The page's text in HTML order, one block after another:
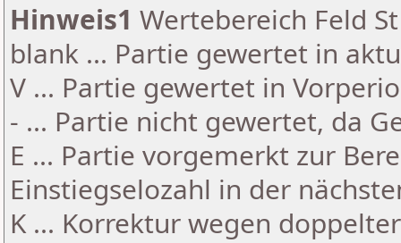
Hinweis1 Wertebereich Feld
blank ... Partie gewertet in
V ... Partie gewertet in
- ... Partie nicht gewertet, da
E ... Partie vorgemerkt zur
Einstiegselozahl in der
K ... Korrektur wegen